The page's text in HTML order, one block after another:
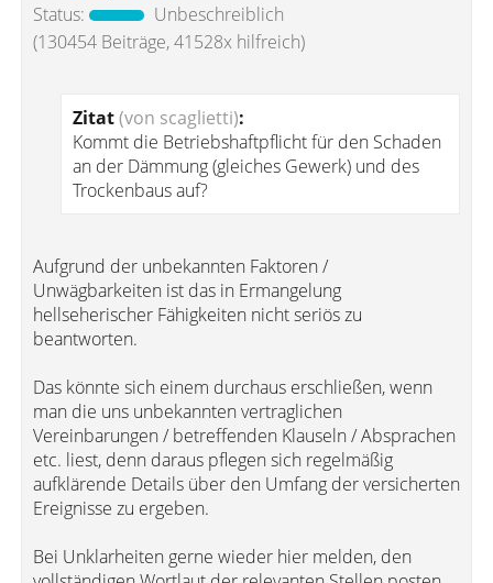
Status:
Unbeschreiblich
(130454 Beiträge, 41528x hilfreich)
Zitat(von scaglietti):
Kommt die Betriebshaftpflicht für den Schaden
an der Dämmung (gleiches Gewerk) und des
Trockenbaus auf?
Aufgrund der unbekannten Faktoren /
Unwägbarkeiten ist das in Ermangelung
hellseherischer Fähigkeiten nicht seriös zu
beantworten.
Das könnte sich einem durchaus erschließen, wenn
man die uns unbekannten vertraglichen
Vereinbarungen / betreffenden Klauseln / Absprachen
etc. liest, denn daraus pflegen sich regelmäßig
aufklärende Details über den Umfang der versicherten
Ereignisse zu ergeben.
Bei Unklarheiten gerne wieder hier melden, den